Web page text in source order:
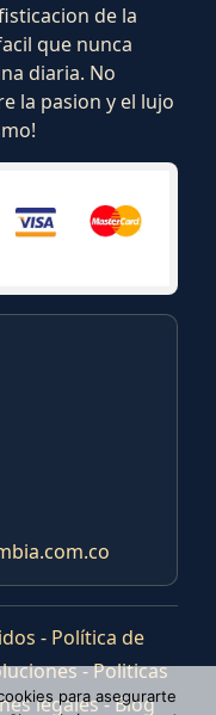
de la
que nunca
diaria. No
la pasion y el lujo
- Política de
-Politicas
legales-Blog
para asegurarte